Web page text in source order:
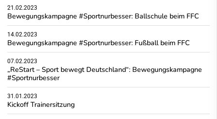
21.02.2023
Bewegungskampagne #Sportnurbesser: Ballschule beim FFC
14.02.2023
Bewegungskampagne #Sportnurbesser: Fußball beim FFC
07.02.2023
„ReStart – Sport bewegt Deutschland“: Bewegungskampagne
#Sportnurbesser
31.01.2023
Kickoff Trainersitzung